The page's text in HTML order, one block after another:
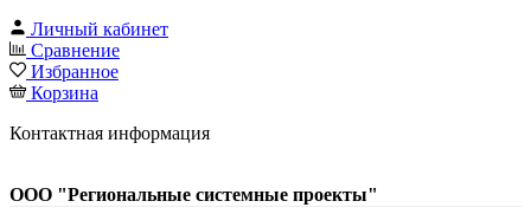
Личный кабинет
Сравнение
Избранное
Корзина
Контактная информация
ООО "Региональные системные проекты"